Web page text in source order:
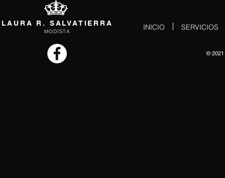
LAURA R. SALVATIERRA
MODISTA INICIO SERVICIOS
© 2021